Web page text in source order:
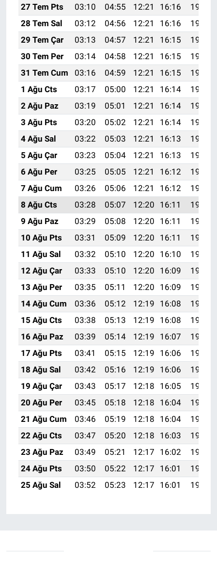
27 Tem Pts
03:10 04:55 12:21 16:16
19:37
28 Tem Sal
03:12 04:56 12:21 16:16
19:36
29 Tem Çar
03:13 04:57 12:21 16:15
19:35
30 Tem Per
03:14 04:58 12:21 16:15
19:34
31 Tem Cum
03:16 04:59 12:21 16:15
19:33
1 Ağu Cts
03:17 05:00 12:21 16:14
19:32
2 Ağu Paz
03:19 05:01 12:21 16:14
19:31
3 Ağu Pts
03:20 05:02 12:21 16:14
19:30
4 Ağu Sal
03:22 05:03 12:21 16:13
19:29
5 Ağu Çar
03:23 05:04 12:21 16:13
19:28
6 Ağu Per
03:25 05:05 12:21 16:12
19:27
7 Ağu Cum
03:26 05:06 12:21 16:12
19:25
8 Ağu Cts
03:28 05:07 12:20 16:11
19:24
9 Ağu Paz
03:29 05:08 12:20 16:11
19:23
10 Ağu Pts
03:31 05:09 12:20 16:11
19:22
11 Ağu Sal
03:32 05:10 12:20 16:10
19:20
12 Ağu Çar
03:33 05:10 12:20 16:09
19:19
13 Ağu Per
03:35 05:11 12:20 16:09
19:18
14 Ağu Cum
03:36 05:12 12:19 16:08
19:17
15 Ağu Cts
03:38 05:13 12:19 16:08
19:15
16 Ağu Paz
03:39 05:14 12:19 16:07
19:14
17 Ağu Pts
03:41 05:15 12:19 16:06
19:12
18 Ağu Sal
03:42 05:16 12:19 16:06
19:11
19 Ağu Çar
03:43 05:17 12:18 16:05
19:10
20 Ağu Per
03:45 05:18 12:18 16:04
19:08
21 Ağu Cum
03:46 05:19 12:18 16:04
19:07
22 Ağu Cts
03:47 05:20 12:18 16:03
19:05
23 Ağu Paz
03:49 05:21 12:17 16:02
19:04
24 Ağu Pts
03:50 05:22 12:17 16:01
19:02
25 Ağu Sal
03:52 05:23 12:17 16:01 19:01